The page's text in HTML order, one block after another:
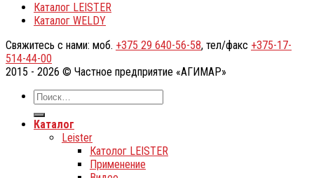
Каталог LEISTER
Каталог WELDY
Свяжитесь с нами: моб. +375 29 640-56-58, тел/факс +375-17-
514-44-00
2015 - 2026 © Частное предприятие «АГИМАР»
Каталог
Leister
Католог LEISTER
Применение